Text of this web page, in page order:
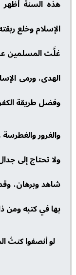
هذه السنة أظهر
الإسلام وخلع
غلَّت المسلمين
الهدى، ورمى
وفضل طريقة
والغرور
ولا تحتاج إلى
شاهد وبرهان،
بها في كتبه ومن
لو أنصفوا كنتُ